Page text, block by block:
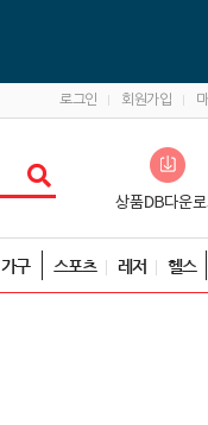
로그인 회원가입
가구 스포츠 레저 헬스